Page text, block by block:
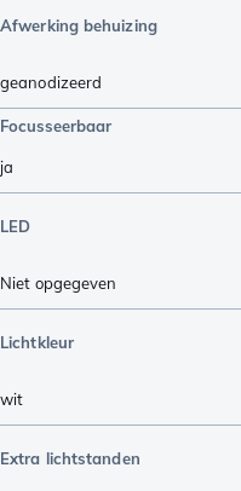
Afwerking behuizing
geanodizeerd
Focusseerbaar
ja
LED
Niet opgegeven
Lichtkleur
wit
Extra lichtstanden